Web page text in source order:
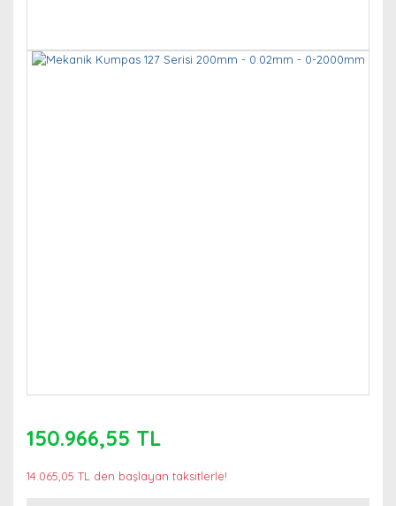
150.966,55 TL
14.065,05 TL den başlayan taksitlerle!